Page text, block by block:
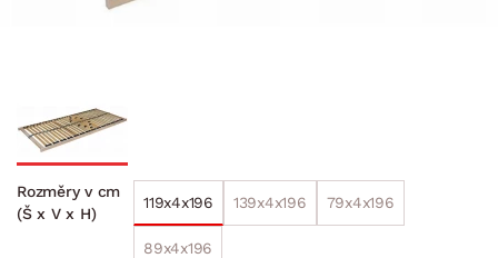
Rozměry v cm
(Š x V x H)
119x4x196 139x4x196 79x4x196
89x4x196